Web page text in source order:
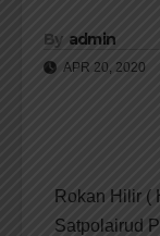
By admin
APR 20, 2020
Rokan Hilir (
Satpolairud